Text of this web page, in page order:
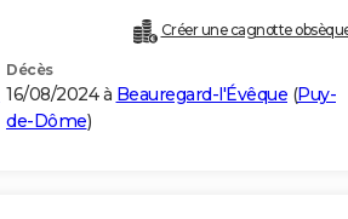
Créer une cagnotte
Décès
16/08/2024 à Beauregard-l'Évêque (Puy-
de-Dôme)